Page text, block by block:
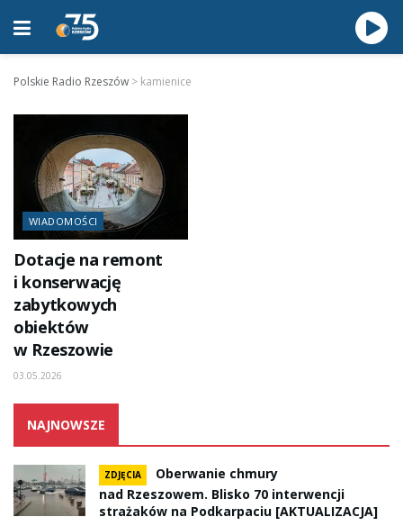
Polskie Radio Rzeszów > kamienice
WIADOMOŚCI
Dotacje na remont
i konserwację
zabytkowych
obiektów
w Rzeszowie
03.05.2026
NAJNOWSZE
ZDJĘCIA
Oberwanie chmury
nad Rzeszowem. Blisko 70 interwencji
strażaków na Podkarpaciu [AKTUALIZACJA]